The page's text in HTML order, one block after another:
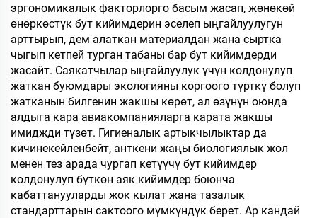
эргономикалык факторлорго басым жасап, жөнөкөй
өнөркөстүк бут кийимдерин эселеп ыңгайлуулугун
арттырып, дем алаткан материалдан жана сыртка
чыгып кетпей турган табаны бар бут кийимдерди
жасайт. Саякатчылар ыңгайлуулук үчүн колдонулуп
жаткан буюмдары экологияны коргоого түрткү болуп
жатканын билгенин жакшы көрөт, ал өзүнүн оюнда
алдыга кара авиакомпанияларга карата жакшы
имиджди түзөт. Гигиеналык артыкчылыктар да
кичинекейленбейт, анткени жаңы биологиялык жол
менен тез арада чургап кетүүчү бут кийимдер
колдонулуп бүткөн аяк кийимдер боюнча
кабаттанууларды жок кылат жана тазалык
стандарттарын сактоого мүмкүндүк берет. Ар кандай